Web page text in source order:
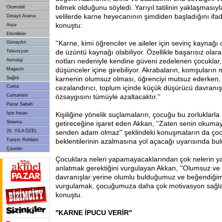
Otomobil
Detaylı Arama
Arşiv
Etkinlikler
Günaydın
Televizyon
Astroloji
Magazin
Sağlık
Cuma
Cumartesi
Pazar Sabah
İşte İnsan
Sinema
20. YILA ÖZEL
Turizm Rehberi
Çizerler
bilmek olduğunu söyledi. Yarıyıl tatilinin
velilerde karne heyecanının şimdiden başladığını
konuştu:
''Karne, kimi öğrenciler ve aileler için sevinç
de üzüntü kaynağı olabiliyor. Özellikle başarısız
notları nedeniyle kendine güveni zedelenen
düşünceler içine girebiliyor. Akrabaların, komşuların
karnenin olumsuz olması, öğrenciyi mutsuz
cezalandırıcı, toplum içinde küçük düşürücü
özsaygısını tümüyle azaltacaktır.''
Kişiliğine yönelik suçlamaların, çocuğu bu
getireceğine işaret eden Akkan, ''Zaten senin
senden adam olmaz'' şeklindeki konuşmaların da
beklentilerinin azalmasına yol açacağı uyarısında
Çocuklara neleri yapamayacaklarından çok nelerin
anlatmak gerektiğini vurgulayan Akkan, ''Olumsuz
davranışlar yerine olumlu bulduğumuz ve
vurgulamak, çocuğumuza daha çok motivasyon
konuştu.
''KARNE İPUCU VERİR''